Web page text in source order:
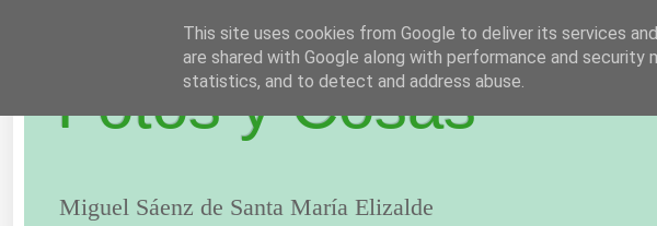
Fotos y Cosas
Miguel Sáenz de Santa María Elizalde
This site uses cookies from Google to deliver its services
are shared with Google along with performance and
statistics, and to detect and address abuse.